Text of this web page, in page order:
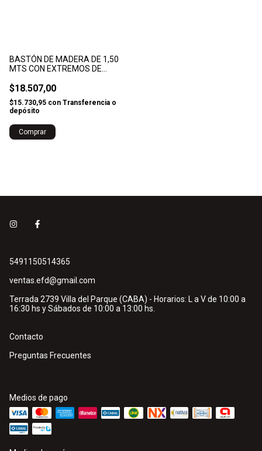
BASTÓN DE MADERA DE 1,50
MTS CON EXTREMOS DE
$18.507,00
$15.730,95 con Transferencia o
depósito
5491150514365
ventas.efd@gmail.com
Terrada 2739 Villa del Parque (CABA) - Horarios: L a V de 10:00 a
16:30 hs y Sábados de 10:00 a 13:00 hs.
Contacto
Preguntas Frecuentes
Medios de pago